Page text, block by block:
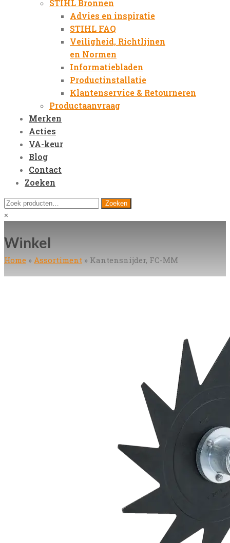
STIHL Bronnen
Advies en inspiratie
STIHL FAQ
Veiligheid, Richtlijnen
en Normen
Informatiebladen
Productinstallatie
Klantenservice & Retourneren
Productaanvraag
Merken
Acties
VA-keur
Blog
Contact
Zoeken
Open
Mobile
Zoeken
naar:
Zoeken
×
Winkel
Home » Assortiment » Kantensnijder, FC-MM